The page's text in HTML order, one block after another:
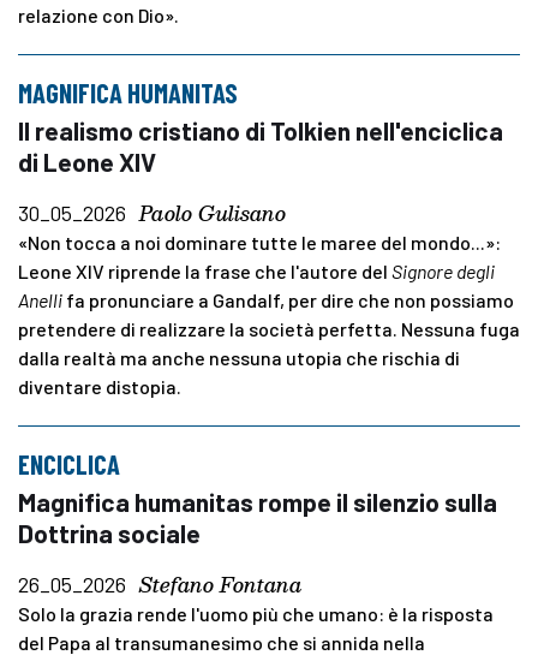
relazione con Dio».
MAGNIFICA HUMANITAS
Il realismo cristiano di Tolkien nell'enciclica
di Leone XIV
30_05_2026 Paolo Gulisano
«Non tocca a noi dominare tutte le maree del mondo...»:
Leone XIV riprende la frase che l'autore del Signore degli
Anelli fa pronunciare a Gandalf, per dire che non possiamo
pretendere di realizzare la società perfetta. Nessuna fuga
dalla realtà ma anche nessuna utopia che rischia di
diventare distopia.
ENCICLICA
Magnifica humanitas rompe il silenzio sulla
Dottrina sociale
26_05_2026 Stefano Fontana
Solo la grazia rende l'uomo più che umano: è la risposta
del Papa al transumanesimo che si annida nella